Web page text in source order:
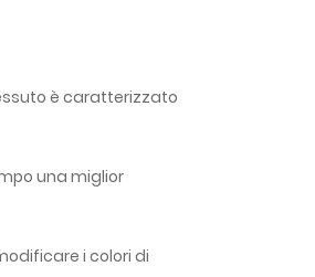
è caratterizzato
una miglior
i colori di